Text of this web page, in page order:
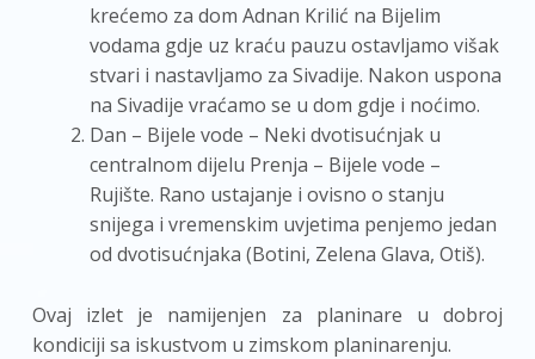
krećemo za dom Adnan Krilić na Bijelim
vodama gdje uz kraću pauzu ostavljamo višak
stvari i nastavljamo za Sivadije. Nakon uspona
na Sivadije vraćamo se u dom gdje i noćimo.
Dan – Bijele vode – Neki dvotisućnjak u
centralnom dijelu Prenja – Bijele vode –
Rujište. Rano ustajanje i ovisno o stanju
snijega i vremenskim uvjetima penjemo jedan
od dvotisućnjaka (Botini, Zelena Glava, Otiš).
Ovaj izlet je namijenjen za planinare u dobroj
kondiciji sa iskustvom u zimskom planinarenju.